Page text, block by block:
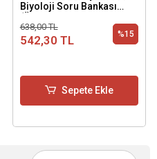
Biyoloji Soru Bankası
(Üniversiteye Hazırlık 1.
Basamak)
638,00 TL
542,30 TL %15
Sepete Ekle